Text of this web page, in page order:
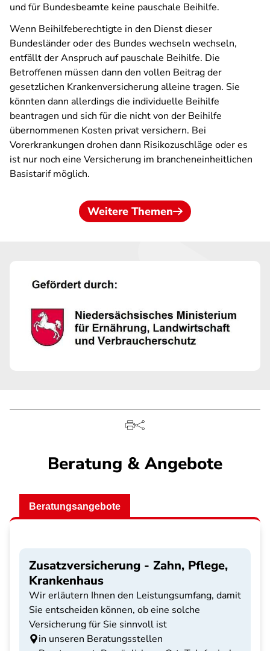
und für Bundesbeamte keine pauschale Beihilfe.
Wenn Beihilfeberechtigte in den Dienst dieser
Bundesländer oder des Bundes wechseln wechseln,
entfällt der Anspruch auf pauschale Beihilfe. Die
Betroffenen müssen dann den vollen Beitrag der
gesetzlichen Krankenversicherung alleine tragen. Sie
könnten dann allerdings die individuelle Beihilfe
beantragen und sich für die nicht von der Beihilfe
übernommenen Kosten privat versichern. Bei
Vorerkrankungen drohen dann Risikozuschläge oder es
ist nur noch eine Versicherung im brancheneinheitlichen
Basistarif möglich.
Weitere Themen
Beratung & Angebote
Beratungsangebote
Zusatzversicherung - Zahn, Pflege,
Krankenhaus
Wir erläutern Ihnen den Leistungsumfang, damit
Sie entscheiden können, ob eine solche
Versicherung für Sie sinnvoll ist
in unseren Beratungsstellen